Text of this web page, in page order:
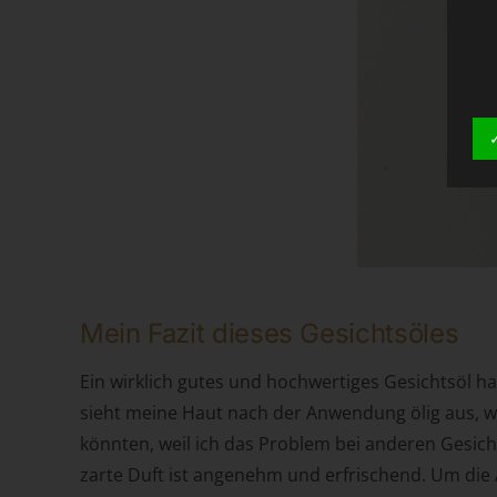
Mein Fazit dieses Gesichtsöles
Ein wirklich gutes und hochwertiges Gesichtsöl
sieht meine Haut nach der Anwendung ölig aus,
könnten, weil ich das Problem bei anderen
zarte Duft ist angenehm und erfrischend. Um